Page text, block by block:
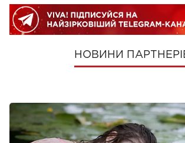
НОВИНИ